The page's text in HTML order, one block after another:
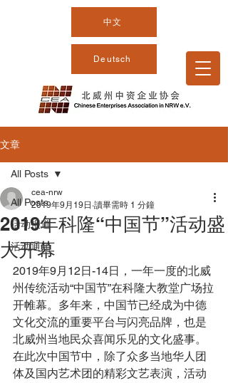
中文
Deutsch
文章
All Posts
活动报道
活动通知
All Posts
2019年科隆“中国节”活动盛
大开幕
cea-nrw
2019年9月19日 讀畢需時 1 分鐘
2019年9月12日-14日，一年一度的北威
州传统活动“中国节”在科隆大教堂广场拉
开帷幕。多年来，中国节已经成为中德
文化交流的重要平台与闪亮品牌，也是
北威州当地民众喜闻乐见的文化盛事。
在此次中国节中，除了众多当地华人团
体及国内艺术团的精彩文艺表演，活动